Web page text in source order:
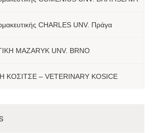
CHARLES UNV. Πράγα
MAZARYK UNV. BRNO
ΚΟΣΙΤΣΕ – VETERINARY KOSICE